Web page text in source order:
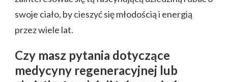
swoje ciało, by cieszyć się młodością i energią
przez wiele lat.
Czy masz pytania dotyczące
medycyny regeneracyjnej lub